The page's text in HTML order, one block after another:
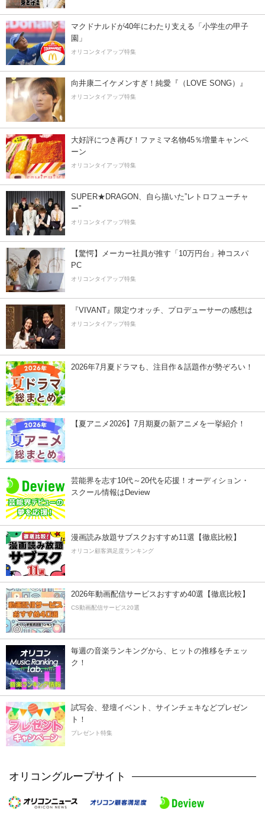
マクドナルドが40年にわたり支える「小学生の甲子
園」
オリコンタイアップ特集
向井康二イケメンすぎ！純愛『（LOVE SONG）』
オリコンタイアップ特集
大好評につき再び！ファミマ名物45％増量キャンペ
ーン
オリコンタイアップ特集
SUPER★DRAGON、自ら描いた”レトロフューチャ
ー”
オリコンタイアップ特集
【驚愕】メーカー社員が推す「10万円台」神コスパ
PC
オリコンタイアップ特集
『VIVANT』限定ウオッチ、プロデューサーの感想は
オリコンタイアップ特集
2026年7月夏ドラマも、注目作＆話題作が勢ぞろい！
【夏アニメ2026】7月期夏の新アニメを一挙紹介！
芸能界を志す10代～20代を応援！オーディション・
スクール情報はDeview
漫画読み放題サブスクおすすめ11選【徹底比較】
オリコン顧客満足度ランキング
2026年動画配信サービスおすすめ40選【徹底比較】
CS動画配信サービス20選
毎週の音楽ランキングから、ヒットの推移をチェッ
ク！
試写会、登壇イベント、サインチェキなどプレゼン
ト！
プレゼント特集
オリコングループサイト